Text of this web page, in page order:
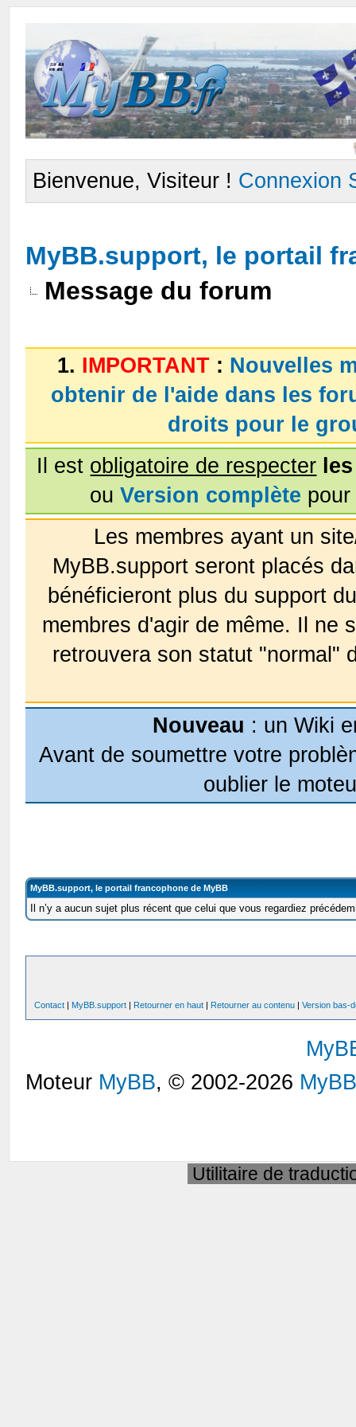
Bienvenue, Visiteur ! Connexion
MyBB.support, le portail
Message du forum
1. IMPORTANT : Nouvelles
obtenir de l'aide dans les
droits pour le
Il est obligatoire de respecter
ouVersion complète
Les membres ayant un
MyBB.support seront placés
bénéficieront plus du support
membres d'agir de même. Il ne
retrouvera son statut "normal"
Nouveau : un Wiki
Avant de soumettre votre
oublier le
MyBB.support, le portail francophone de MyBB
Il n’y a aucun sujet plus récent que celui que vous regardiez
Contact | MyBB.support | Retourner en haut | Retourner au contenu |Version bas-
Moteur MyBB, © 2002-2026
Utilitaire de